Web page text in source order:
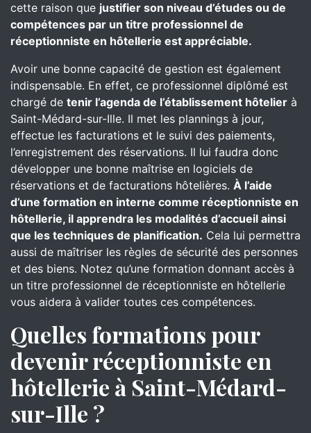
cette raison que justifier son niveau d’études ou de
compétences par un titre professionnel de
réceptionniste en hôtellerie est appréciable.
Avoir une bonne capacité de gestion est également
indispensable. En effet, ce professionnel diplômé est
chargé de tenir l’agenda de l’établissement hôtelier à
Saint-Médard-sur-Ille. Il met les plannings à jour,
effectue les facturations et le suivi des paiements,
l’enregistrement des réservations. Il lui faudra donc
développer une bonne maîtrise en logiciels de
réservations et de facturations hôtelières. À l’aide
d’une formation en interne comme réceptionniste en
hôtellerie, il apprendra les modalités d’accueil ainsi
que les techniques de planification. Cela lui permettra
aussi de maîtriser les règles de sécurité des personnes
et des biens. Notez qu’une formation donnant accès à
un titre professionnel de réceptionniste en hôtellerie
vous aidera à valider toutes ces compétences.
Quelles formations pour
devenir réceptionniste en
hôtellerie à Saint-Médard-
sur-Ille ?